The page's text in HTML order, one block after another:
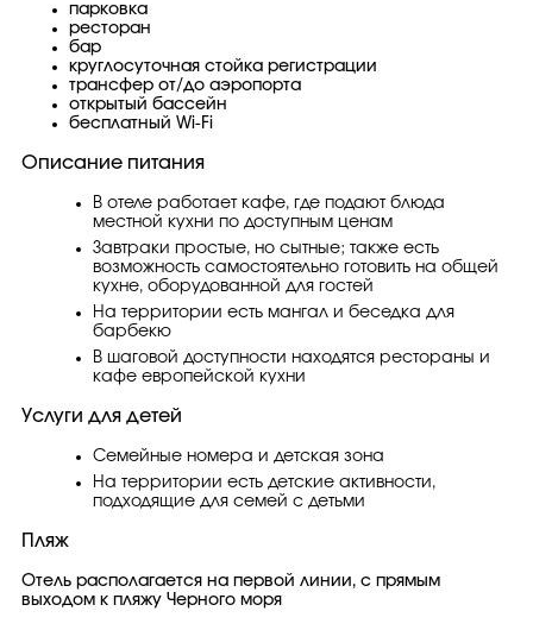
парковка
ресторан
бар
круглосуточная стойка регистрации
трансфер от/до аэропорта
открытый бассейн
бесплатный Wi-Fi
Описание питания
В отеле работает кафе, где подают блюда
местной кухни по доступным ценам
Завтраки простые, но сытные; также есть
возможность самостоятельно готовить на общей
кухне, оборудованной для гостей
На территории есть мангал и беседка для
барбекю
В шаговой доступности находятся рестораны и
кафе европейской кухни
Услуги для детей
Семейные номера и детская зона
На территории есть детские активности,
подходящие для семей с детьми
Пляж
Отель располагается на первой линии, с прямым
выходом к пляжу Черного моря